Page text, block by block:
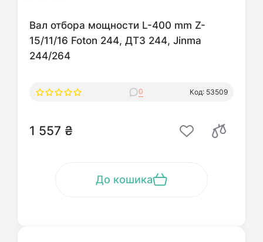
Вал отбора мощности L-400 mm Z-
15/11/16 Foton 244, ДТЗ 244, Jinma
244/264
0 Код: 53509
1 557 ₴
До кошика